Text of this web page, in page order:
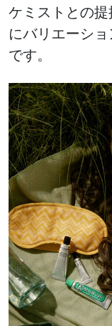
ケミストとの
にバリエーシ
です。